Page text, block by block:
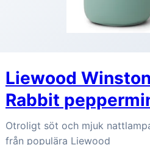
Liewood
Rabbit
Otroligt söt och mjuk
från populära Liewood